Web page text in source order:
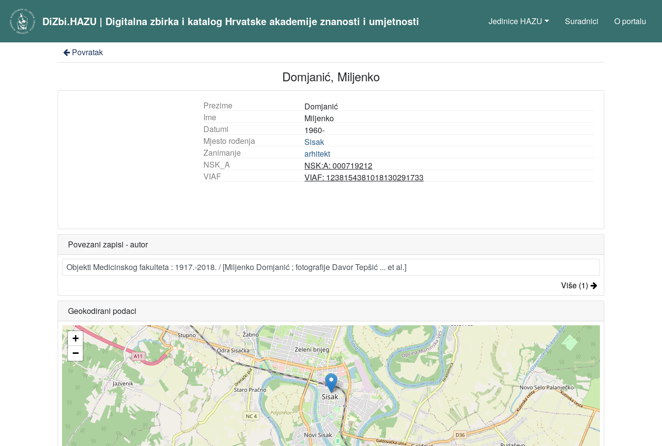
DiZbi.HAZU | Digitalna zbirka i katalog Hrvatske akademije znanosti i umjetnosti Jedinice HAZU Suradnici O portalu
Povratak
Domjanić, Miljenko
Prezime
Domjanić
Ime
Miljenko
Datumi
1960-
Mjesto rođenja
Sisak
Zanimanje
arhitekt
NSK_A
NSK:A: 000719212
VIAF
VIAF: 1238154381018130291733
Povezani zapisi - autor
Objekti Medicinskog fakulteta : 1917.-2018. / [Miljenko Domjanić ; fotografije Davor Tepšić ... et al.]
Više (1)
Geokodirani podaci
+
−